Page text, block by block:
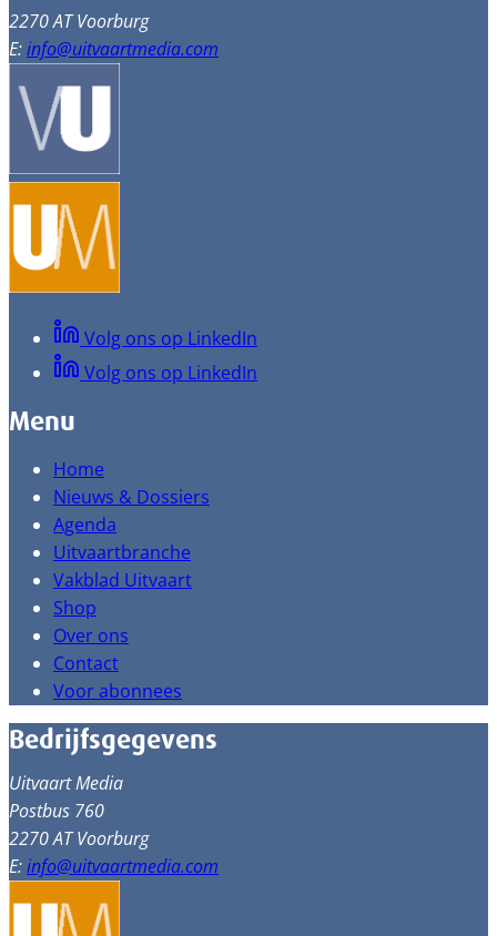
2270 AT Voorburg
E:info@uitvaartmedia.com
Volg ons op LinkedIn
Volg ons op LinkedIn
Menu
Home
Nieuws & Dossiers
Agenda
Uitvaartbranche
Vakblad Uitvaart
Shop
Over ons
Contact
Voor abonnees
Bedrijfsgegevens
Uitvaart Media
Postbus 760
2270 AT Voorburg
E:info@uitvaartmedia.com